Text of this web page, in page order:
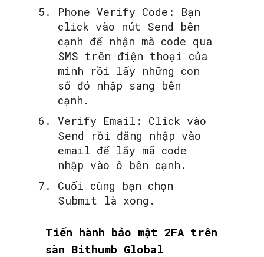
Phone Verify Code: Bạn
click vào nút Send bên
cạnh để nhận mã code qua
SMS trên điện thoại của
mình rồi lấy những con
số đó nhập sang bên
cạnh.
Verify Email: Click vào
Send rồi đăng nhập vào
email để lấy mã code
nhập vào ô bên cạnh.
Cuối cùng bạn chọn
Submit là xong.
Tiến hành bảo mật 2FA trên
sàn Bithumb Global